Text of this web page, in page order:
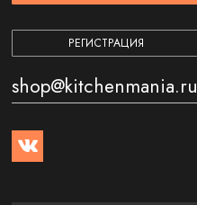
РЕГИСТРАЦИЯ
shop@kitchenmania.ru